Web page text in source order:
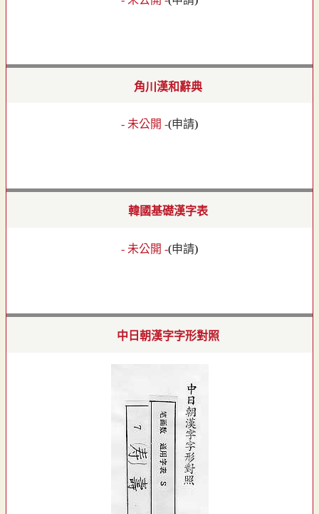
角川漢和辭典
- 未公開 -(申請)
韓國基礎漢字表
- 未公開 -(申請)
中日朝漢字字形對照